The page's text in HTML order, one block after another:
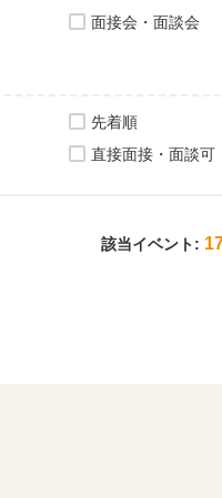
面接会・面談会
先着順
直接面接・面談可
該当イベント: